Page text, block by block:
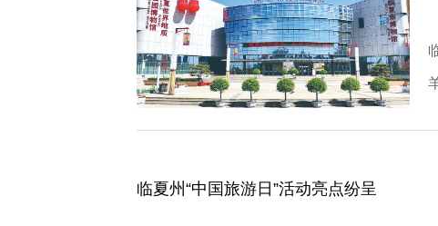
临夏州“中国旅游日”活动亮点纷呈